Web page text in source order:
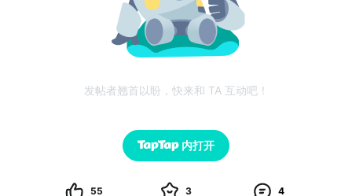
发帖者翘首以盼，快来和 TA 互动吧！
55 3 4
内打开